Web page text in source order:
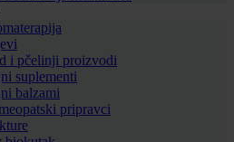
i pčelinji proizvodi
suplementi
balzami
pripravci